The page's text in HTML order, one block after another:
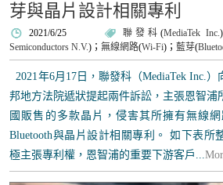
芽與晶片設計相關專利
2021/6/25 聯發科 (MediaTek Inc.
Semiconductors N.V.)；無線網路(Wi-Fi)； 藍芽(
2021年6月17日，聯發科（MediaTek Inc.
邦地方法院遞狀提起兩件訴訟，主張恩智浦
國販售的多款晶片，侵害其所擁有無線
Bluetooth與晶片設計相關專利。 如下表所
極主張專利權，恩智浦的重要下游客戶...